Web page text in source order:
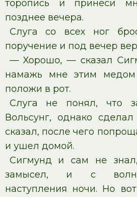
торопись и принеси
позднее вечера.
Слуга со всех ног
поручение и под вечер
— Хорошо, — сказал
намажь мне этим медом
положи в рот.
Слуга не понял, что
Вольсунг, однако
сказал, после чего
и ушел домой.
Сигмунд и сам не
замысел, и с
наступления ночи. Но